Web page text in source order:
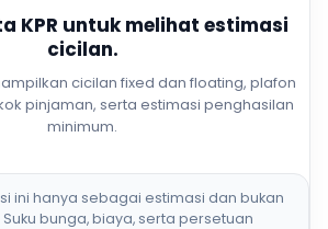
KPR untuk melihat estimasi
cicilan.
cicilan fixed dan floating, plafon
pinjaman, serta estimasi penghasilan
minimum.
ini hanya sebagai estimasi dan bukan
bunga, biaya, serta persetuan